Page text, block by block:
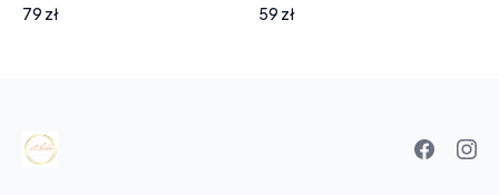
79 zł 59 zł